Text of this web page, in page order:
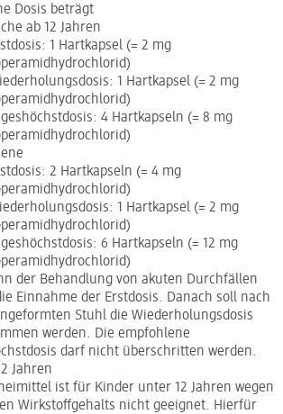
Dosis beträgt
ab 12 Jahren
1 Hartkapsel (= 2 mg
1 Hartkapsel (= 2 mg
4 Hartkapseln (= 8 mg
2 Hartkapseln (= 4 mg
1 Hartkapsel (= 2 mg
6 Hartkapseln (= 12 mg
der Behandlung von akuten Durchfällen
Einnahme der Erstdosis. Danach soll nach
Stuhl die Wiederholungsdosis
werden. Die empfohlene
darf nicht überschritten werden.
Jahren
ist für Kinder unter 12 Jahren wegen
Wirkstoffgehalts nicht geeignet. Hierfür